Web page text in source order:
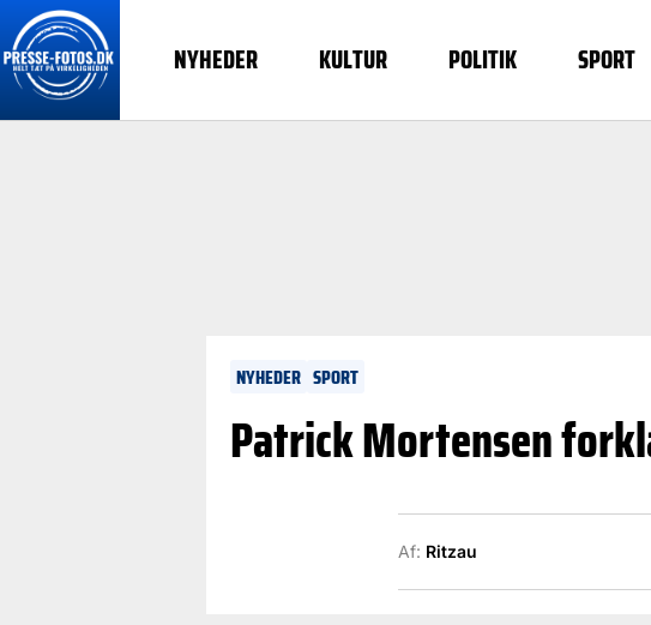
NYHEDER KULTUR POLITIK SPORT
NYHEDER SPORT
Patrick Mortensen
Af: Ritzau